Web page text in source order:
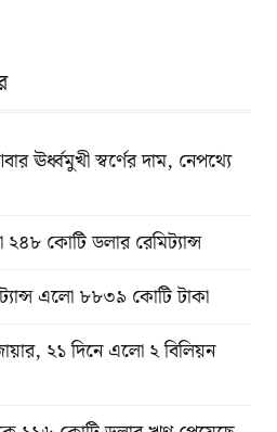
ঊর্ধ্বমুখী স্বর্ণের দাম, নেপথ্যে
কোটি ডলার রেমিট্যান্স
এলো ৮৮৩৯ কোটি টাকা
২১ দিনে এলো ২ বিলিয়ন